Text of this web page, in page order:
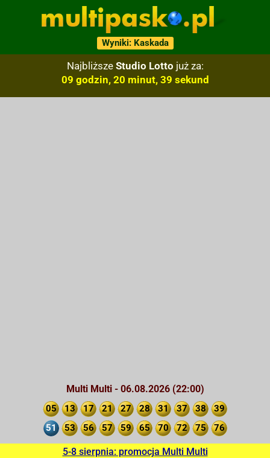
Wyniki: Kaskada
Najbliższe Studio Lotto już za:
09 godzin, 20 minut, 38 sekund
Multi Multi - 06.08.2026 (22:00)
05 13 17 21 27 28 31 37 38
39
51
53 56 57 59 65 70 72 75 76
5-8 sierpnia: promocja Multi Multi